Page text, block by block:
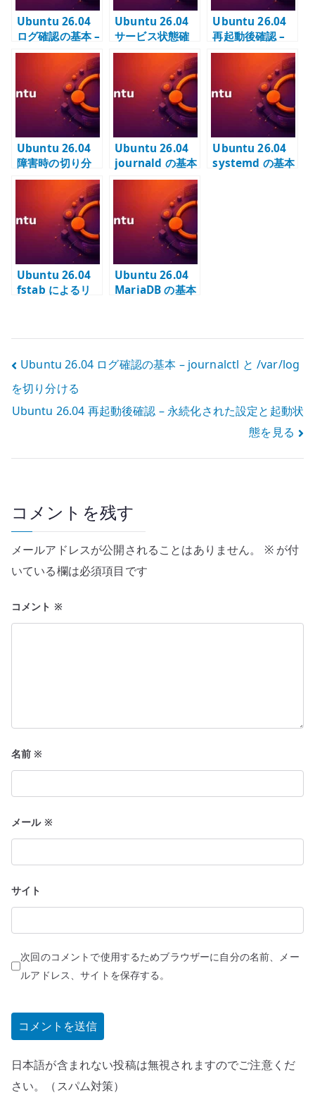
Ubuntu 26.04
ログ確認の基本 –
journalctl と
/var/log を切り
Ubuntu 26.04
サービス状態確
認の基本 –
systemctl で
active /
enabled /
failed を見る
Ubuntu 26.04
再起動後確認 –
永続化された設
定と起動状態を
Ubuntu 26.04
障害時の切り分
け – OS / ネット
ワーク / サービ
スを層で見る
Ubuntu 26.04
journald の基本
設定 –
journalctl と永
続ログを管理す
る
Ubuntu 26.04
systemd の基本
Ubuntu 26.04
fstab によるリ
ージを固定マウ
Ubuntu 26.04
MariaDB の基本
を管理する
投
稿
ナ
ビ
ー
シ
ョ
ン
Ubuntu 26.04 ログ確認の基本 – journalctl と /var/log
を切り分ける
Ubuntu 26.04 再起動後確認 – 永続化された設定と起動状
態を見る
コメントを残す
メールアドレスが公開されることはありません。 ※が付
いている欄は必須項目です
コメント ※
名前※
メール ※
サイト
次回のコメントで使用するためブラウザーに自分の名前、メー
ルアドレス、サイトを保存する。
日本語が含まれない投稿は無視されますのでご注意くだ
さい。（スパム対策）